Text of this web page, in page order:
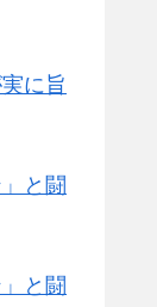
に旨
と闘
と闘